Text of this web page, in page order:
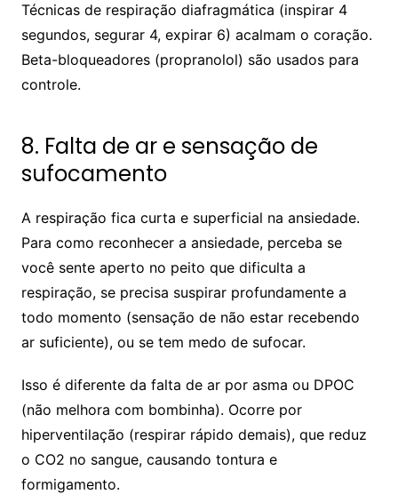
Técnicas de respiração diafragmática (inspirar 4
segundos, segurar 4, expirar 6) acalmam o coração.
Beta-bloqueadores (propranolol) são usados para
controle.
8. Falta de ar e sensação de
sufocamento
A respiração fica curta e superficial na ansiedade.
Para como reconhecer a ansiedade, perceba se
você sente aperto no peito que dificulta a
respiração, se precisa suspirar profundamente a
todo momento (sensação de não estar recebendo
ar suficiente), ou se tem medo de sufocar.
Isso é diferente da falta de ar por asma ou DPOC
(não melhora com bombinha). Ocorre por
hiperventilação (respirar rápido demais), que reduz
o CO2 no sangue, causando tontura e
formigamento.